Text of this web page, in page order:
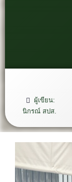
ผู้เขียน:
นิกรณ์ สปส.